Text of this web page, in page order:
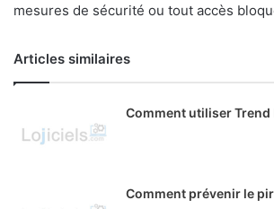
mesures de sécurité ou tout accès
Articles similaires
Comment utiliser Trend
Comment prévenir le